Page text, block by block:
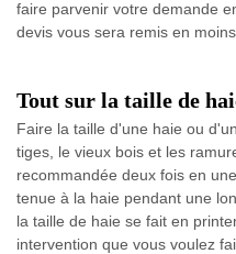
faire parvenir votre demande
devis vous sera remis en moins
Tout sur la taille de
Faire la taille d'une haie ou
tiges, le vieux bois et les
recommandée deux fois en
tenue à la haie pendant une
la taille de haie se fait en
intervention que vous voulez